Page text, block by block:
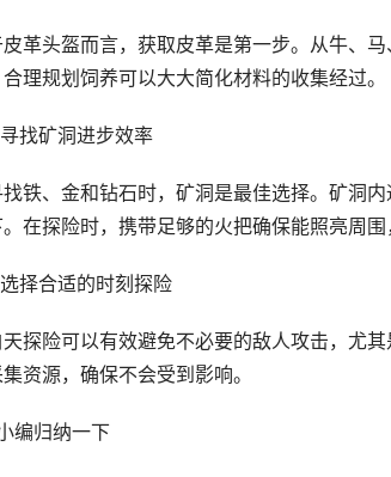
皮革头盔而言，获取皮革是第一步。从牛、
理规划饲养可以大大简化材料的收集经过。
寻找矿洞进步效率
铁、金和钻石时，矿洞是最佳选择。矿洞
在探险时，携带足够的火把确保能照亮周围
选择合适的时刻探险
探险可以有效避免不必要的敌人攻击，尤
资源，确保不会受到影响。
编归纳一下